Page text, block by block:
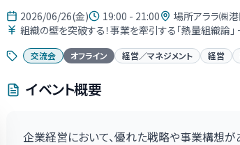
2026/06/26(金) 19:00 - 21:00
場所アララ㈱
組織の壁を突破する！事業を牽引する「熱量組織論
交流会 オフライン 経営／マネジメント 経営
イベント概要
企業経営において、優れた戦略や事業構想が